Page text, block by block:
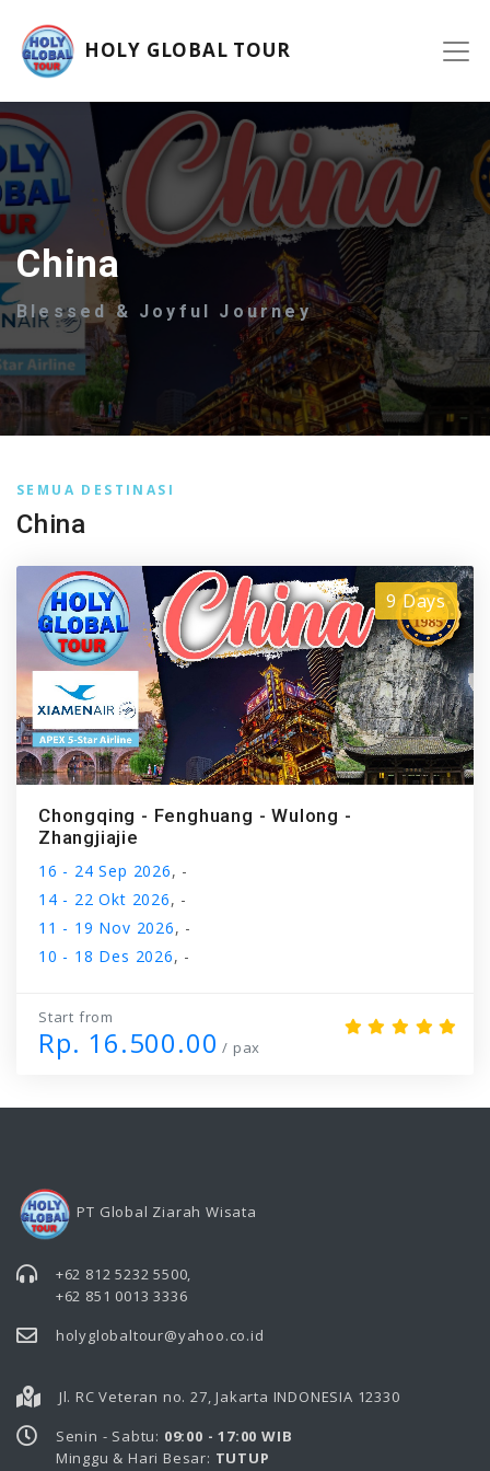
HOLY GLOBAL TOUR
China
Blessed & Joyful Journey
SEMUA DESTINASI
China
9 Days
Chongqing - Fenghuang - Wulong -
Zhangjiajie
16 - 24 Sep 2026, -
14 - 22 Okt 2026, -
11 - 19 Nov 2026, -
10 - 18 Des 2026, -
Start from
Rp. 16.500.00 / pax
PT Global Ziarah Wisata
+62 812 5232 5500,
+62 851 0013 3336
holyglobaltour@yahoo.co.id
Jl. RC Veteran no. 27, Jakarta INDONESIA 12330
Senin - Sabtu: 09:00 - 17:00 WIB
Minggu & Hari Besar: TUTUP